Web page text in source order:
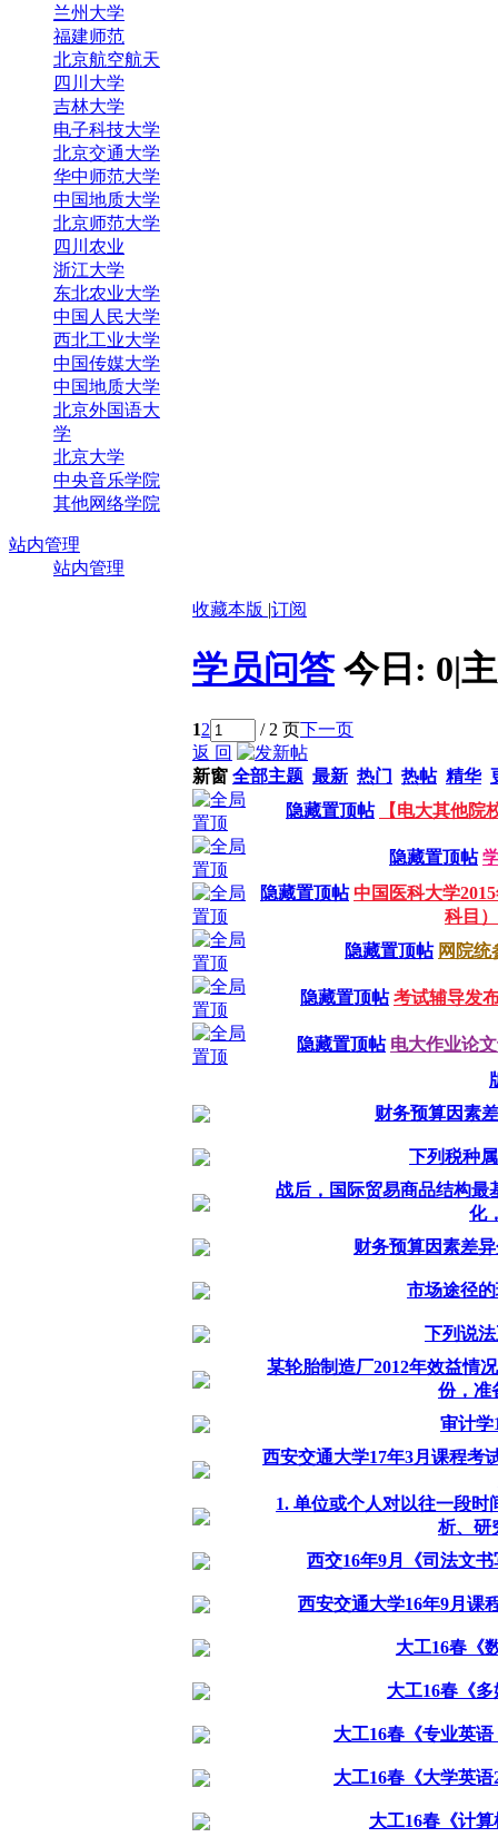
兰州大学
福建师范
北京航空航天
四川大学
吉林大学
电子科技大学
北京交通大学
华中师范大学
中国地质大学
北京师范大学
四川农业
浙江大学
东北农业大学
中国人民大学
西北工业大学
中国传媒大学
中国地质大学
北京外国语大
学
北京大学
中央音乐学院
其他网络学院
站内管理
站内管理
收藏本版 |订阅
学员问答 今日: 0|
12 / 2 页下一页
返 回
新窗 全部主题 最新 热门 热帖 精华
隐藏置顶帖
【电大其他院
隐藏置顶帖
隐藏置顶帖 中国医科大学
科目）
隐藏置顶帖 网院统
隐藏置顶帖 考试辅导发
隐藏置顶帖 电大作业论
财务预算因素
下列税种
战后，国际贸易商品结构最
化
财务预算因素差
市场途径
下列说
某轮胎制造厂2012年效益情
份，准
审计学
西安交通大学17年3月课程考
1. 单位或个人对以往一段
析、研
西交16年9月《司法文
西安交通大学16年9月课
大工16春《
大工16春《
大工16春《专业英
大工16春《大学英
大工16春《计